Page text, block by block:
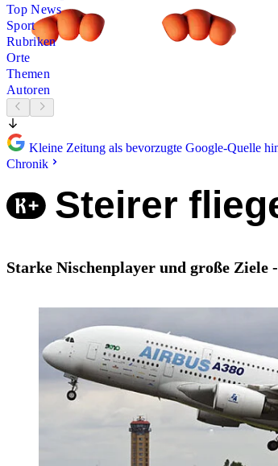
Top News
Sport
Rubriken
Orte
Themen
Autoren
Kleine Zeitung als bevorzugte Google-Quelle
Chronik
Steirer
Starke Nischenplayer und große